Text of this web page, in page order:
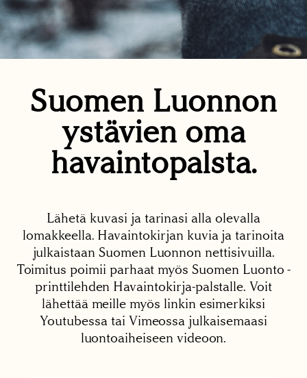
Suomen Luonnon
ystävien oma
havaintopalsta.
Lähetä kuvasi ja tarinasi alla olevalla
lomakkeella. Havaintokirjan kuvia ja tarinoita
julkaistaan Suomen Luonnon nettisivuilla.
Toimitus poimii parhaat myös Suomen Luonto -
printtilehden Havaintokirja-palstalle. Voit
lähettää meille myös linkin esimerkiksi
Youtubessa tai Vimeossa julkaisemaasi
luontoaiheiseen videoon.